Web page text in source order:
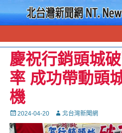
慶祝行銷頭城
率 成功帶動頭
機
Posted
on
2024-04-20 Autor北台灣新聞網